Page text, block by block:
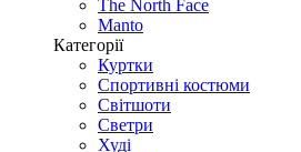
The North Face
Manto
Категорії
Куртки
Спортивні костюми
Світшоти
Светри
Худі